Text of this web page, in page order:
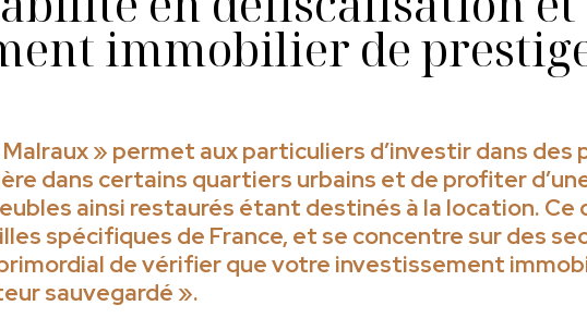
immobilier de
» permet aux particuliers d’investir dans des
dans certains quartiers urbains et de profiter
ainsi restaurés étant destinés à la location.
spécifiques de France, et se concentre sur des
de vérifier que votre investissement
sauvegardé ».